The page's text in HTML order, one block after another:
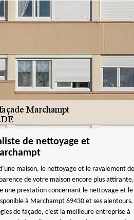
de nettoyage et
maison, le nettoyage et le ravalement de
de votre maison encore plus attirante,
une prestation concernant le nettoyage et le
à Marchampt 69430 et ses alentours.
de façade, c’est la meilleure entreprise à